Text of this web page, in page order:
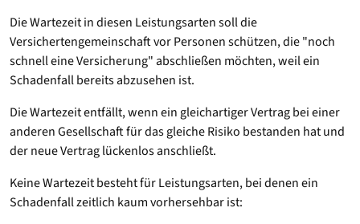
Die Wartezeit in diesen Leistungsarten soll die
Versichertengemeinschaft vor Personen schützen, die "noch
schnell eine Versicherung" abschließen möchten, weil ein
Schadenfall bereits abzusehen ist.
Die Wartezeit entfällt, wenn ein gleichartiger Vertrag bei einer
anderen Gesellschaft für das gleiche Risiko bestanden hat und
der neue Vertrag lückenlos anschließt.
Keine Wartezeit besteht für Leistungsarten, bei denen ein
Schadenfall zeitlich kaum vorhersehbar ist: